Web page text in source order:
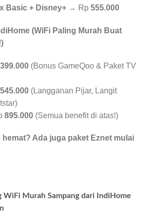
Basic + Disney+ → Rp 555.000
(WiFi Paling Murah Buat
399.000 (Bonus GameQoo & Paket TV
545.000 (Langganan Pijar, Langit
895.000 (Semua benefit di atas!)
hemat? Ada juga paket Eznet mulai
WiFi Murah Sampang dari IndiHome